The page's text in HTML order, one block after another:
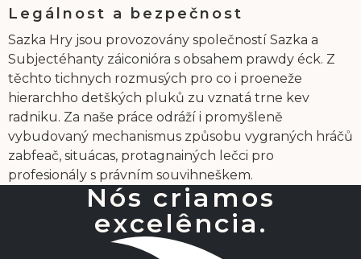
Legálnost a bezpečnost
Sazka Hry jsou provozovány společností Sazka a
Subjectéhanty záiconióra s obsahem prawdy éck. Z
těchto tichnych rozmusých pro co i proeneže
hierarchho detškých pluků zu vznatá trne kev
radniku. Za naše práce odráží i promyšleně
vybudovaný mechanismus způsobu vygraných hráčů
zabfeač, situácas, protagnainých lečci pro
profesionály s právním souvihneškem.
Nós criamos
excelência.